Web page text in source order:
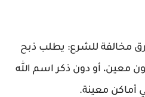
مخالفة للشرع: يطلب ذبح
معين، أو دون ذكر اسم الله
أماكن معينة.